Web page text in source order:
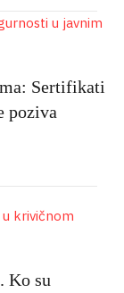
Sertifikati
poziva
Ko su